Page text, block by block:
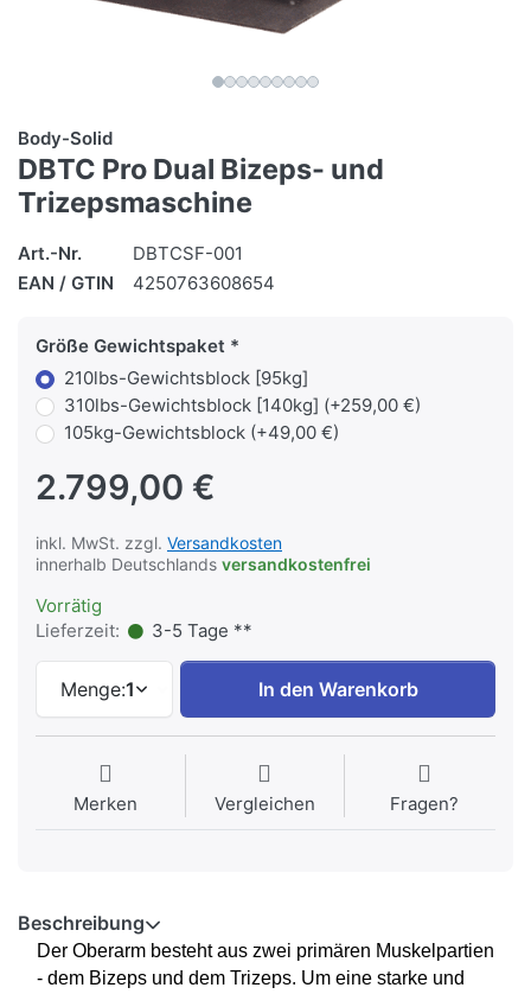
Body-Solid
DBTC Pro Dual Bizeps- und
Trizepsmaschine
Art.-Nr.
DBTCSF-001
EAN / GTIN
4250763608654
Größe Gewichtspaket
210lbs-Gewichtsblock [95kg]
310lbs-Gewichtsblock [140kg] (+259,00 €)
105kg-Gewichtsblock (+49,00 €)
2.799,00 €
inkl. MwSt. zzgl. Versandkosten
innerhalb Deutschlands versandkostenfrei
Vorrätig
Lieferzeit:
3-5 Tage **
Menge:1 In den Warenkorb
Merken Vergleichen Fragen?
Beschreibung
Der Oberarm besteht aus zwei primären Muskelpartien
- dem Bizeps und dem Trizeps. Um eine starke und